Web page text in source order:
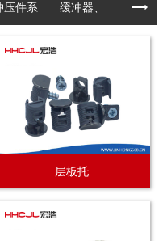
压件系... 缓冲器、... 拉手
层板托